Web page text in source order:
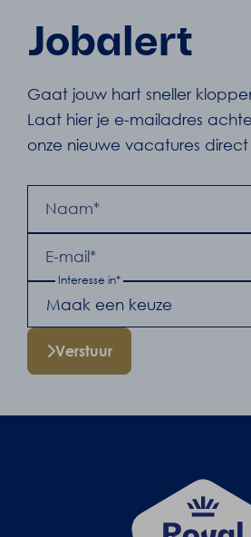
Jobalert
Gaat jouw hart sneller
Laat hier je e-mailadres
onze nieuwe vacatures
Naam*
E-mail*
Interesse in*
Verstuur